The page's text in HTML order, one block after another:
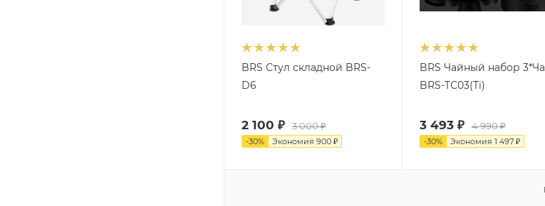
BRS Стул складной BRS-
D6
2 100 ₽ 3 000₽
-30% Экономия 900 ₽
BRS Чайный набор
BRS-TС03(Ti)
3 493₽ 4 990₽
-30% Экономия 1 497₽